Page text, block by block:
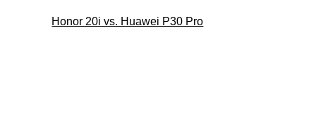
Honor 20i vs. Huawei P30 Pro